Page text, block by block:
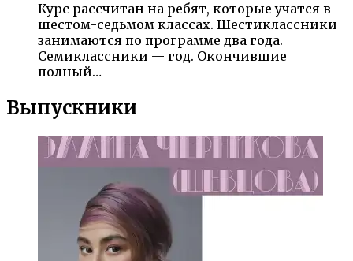
Курс рассчитан на ребят, которые учатся в
шестом-седьмом классах. Шестиклассники
занимаются по программе два года.
Семиклассники — год. Окончившие
полный…
Выпускники